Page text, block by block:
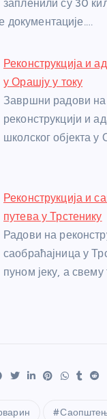
запленили су 30
документације.…
Реконструкција и
у Орашју у току
Завршни радови на
реконструкцији и
школског објекта у
Реконструкција и
путева у Трстенику
Радови на
саобраћајница у
пуном јеку, а свему